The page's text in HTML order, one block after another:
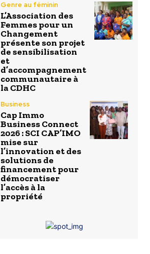
Genre au féminin
L’Association des
Femmes pour un
Changement
présente son projet
de sensibilisation
et
d’accompagnement
communautaire à
la CDHC
Business
Cap Immo
Business Connect
2026 : SCI CAP’IMO
mise sur
l’innovation et des
solutions de
financement pour
démocratiser
l’accès à la
propriété